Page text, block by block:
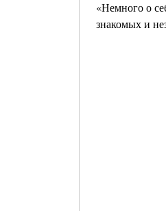
«Немного о
знакомых и